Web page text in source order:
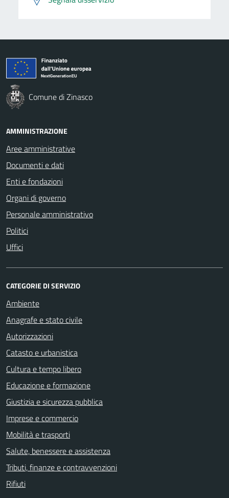
Comune di Zinasco
AMMINISTRAZIONE
Aree amministrative
Documenti e dati
Enti e fondazioni
Organi di governo
Personale amministrativo
Politici
Uffici
CATEGORIE DI SERVIZIO
Ambiente
Anagrafe e stato civile
Autorizzazioni
Catasto e urbanistica
Cultura e tempo libero
Educazione e formazione
Giustizia e sicurezza pubblica
Imprese e commercio
Mobilità e trasporti
Salute, benessere e assistenza
Tributi, finanze e contravvenzioni
Rifiuti